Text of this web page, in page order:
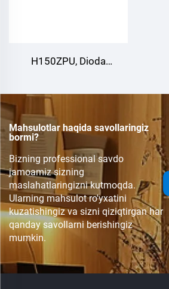
H150ZPU, Dioda
Mahsulotlar haqida savollaringiz
bormi?
Bizning professional savdo
jamoamiz sizning
maslahatlaringizni kutmoqda.
Ularning mahsulot ro'yxatini
kuzatishingiz va sizni qiziqtirgan har
qanday savollarni berishingiz
mumkin.